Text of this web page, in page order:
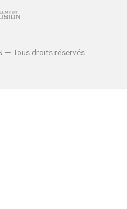
— Tous droits réservés